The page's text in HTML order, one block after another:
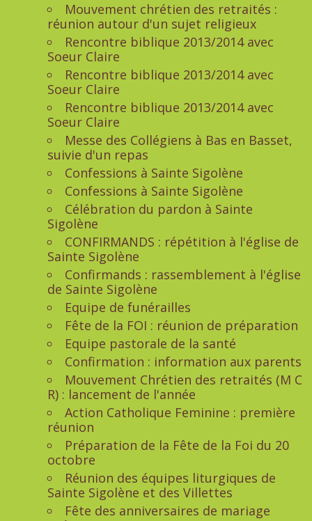
Mouvement chrétien des retraités :
réunion autour d'un sujet religieux
Rencontre biblique 2013/2014 avec
Soeur Claire
Rencontre biblique 2013/2014 avec
Soeur Claire
Rencontre biblique 2013/2014 avec
Soeur Claire
Messe des Collégiens à Bas en Basset,
suivie d'un repas
Confessions à Sainte Sigolène
Confessions à Sainte Sigolène
Célébration du pardon à Sainte
Sigolène
CONFIRMANDS : répétition à l'église de
Sainte Sigolène
Confirmands : rassemblement à l'église
de Sainte Sigolène
Equipe de funérailles
Fête de la FOI : réunion de préparation
Equipe pastorale de la santé
Confirmation : information aux parents
Mouvement Chrétien des retraités (M C
R) : lancement de l'année
Action Catholique Feminine : première
réunion
Préparation de la Fête de la Foi du 20
octobre
Réunion des équipes liturgiques de
Sainte Sigolène et des Villettes
Fête des anniversaires de mariage